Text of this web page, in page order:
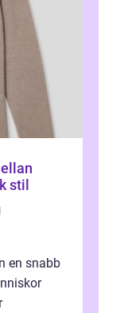
stil
en snabb